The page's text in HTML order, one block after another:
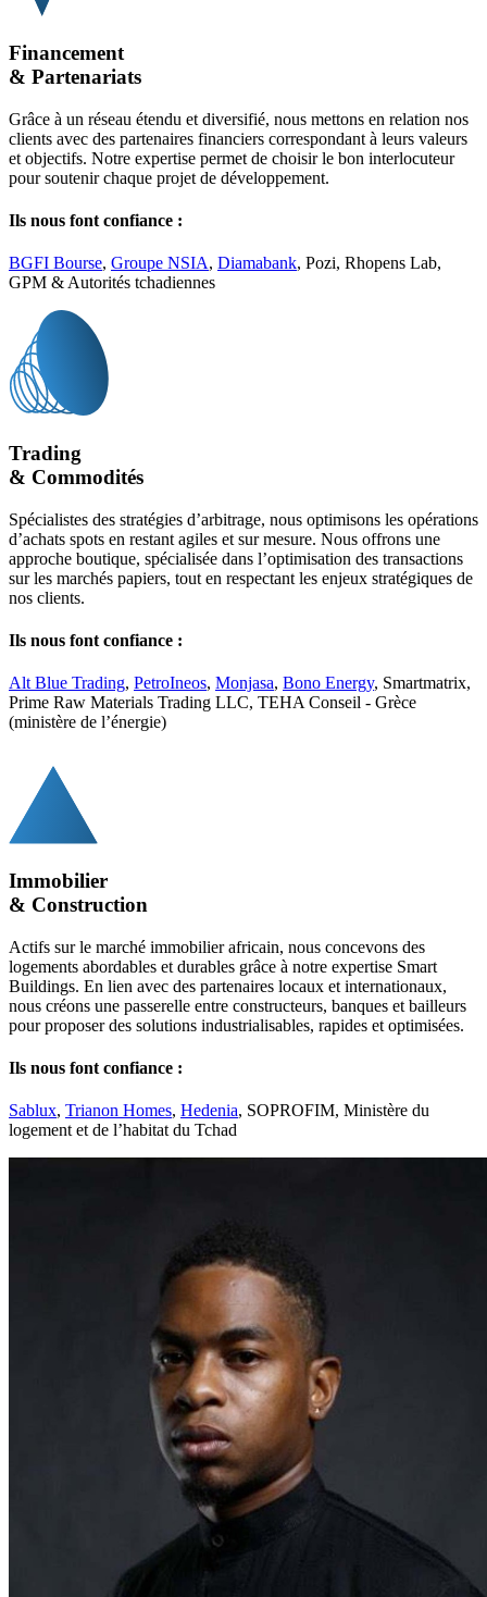
Financement
& Partenariats
Grâce à un réseau étendu et diversifié, nous mettons en relation nos
clients avec des partenaires financiers correspondant à leurs valeurs
et objectifs. Notre expertise permet de choisir le bon interlocuteur
pour soutenir chaque projet de développement.
Ils nous font confiance :
BGFI Bourse, Groupe NSIA, Diamabank, Pozi, Rhopens Lab,
GPM & Autorités tchadiennes
Trading
& Commodités
Spécialistes des stratégies d’arbitrage, nous optimisons les opérations
d’achats spots en restant agiles et sur mesure. Nous offrons une
approche boutique, spécialisée dans l’optimisation des transactions
sur les marchés papiers, tout en respectant les enjeux stratégiques de
nos clients.
Ils nous font confiance :
Alt Blue Trading, PetroIneos, Monjasa, Bono Energy, Smartmatrix,
Prime Raw Materials Trading LLC, TEHA Conseil - Grèce
(ministère de l’énergie)
Immobilier
& Construction
Actifs sur le marché immobilier africain, nous concevons des
logements abordables et durables grâce à notre expertise Smart
Buildings. En lien avec des partenaires locaux et internationaux,
nous créons une passerelle entre constructeurs, banques et bailleurs
pour proposer des solutions industrialisables, rapides et optimisées.
Ils nous font confiance :
Sablux, Trianon Homes, Hedenia, SOPROFIM, Ministère du
logement et de l’habitat du Tchad